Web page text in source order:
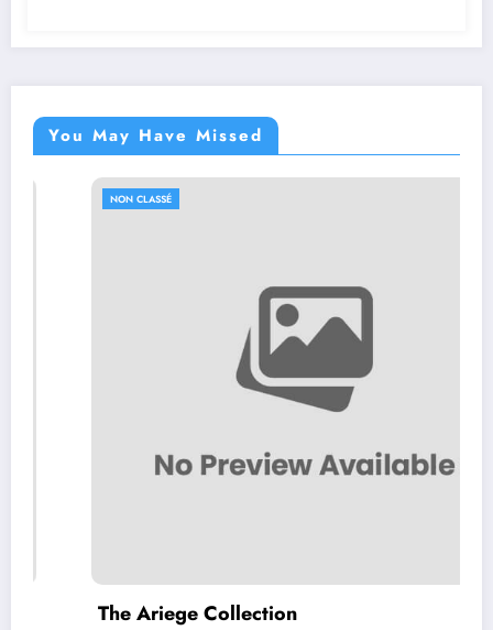
You May Have Missed
NON CLASSÉ
The Ariege Collection